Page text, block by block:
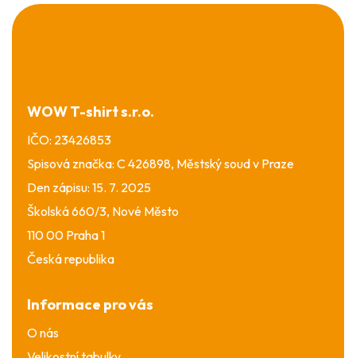
Z
á
WOW T-shirt s.r.o.
IČO: 23426853
Spisová značka: C 426898, Městský soud v Praze
Den zápisu: 15. 7. 2025
Školská 660/3, Nové Město
110 00 Praha 1
Česká republika
Informace pro vás
O nás